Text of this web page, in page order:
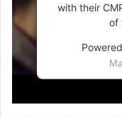
with their
of